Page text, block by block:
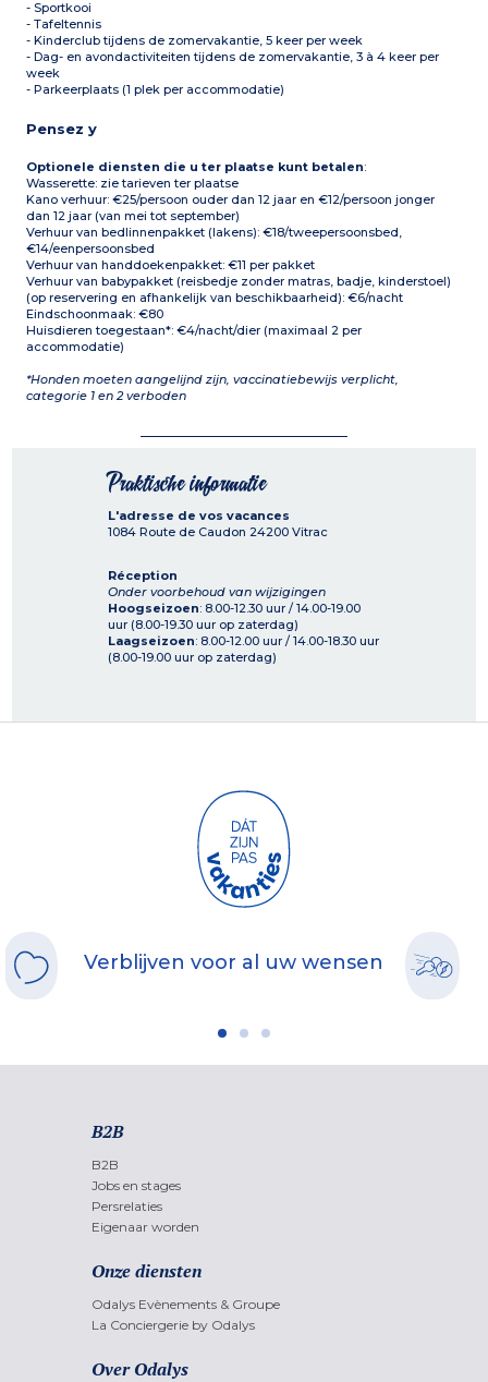
- Sportkooi
- Tafeltennis
- Kinderclub tijdens de zomervakantie, 5 keer per week
- Dag- en avondactiviteiten tijdens de zomervakantie, 3 à 4 keer per
week
- Parkeerplaats (1 plek per accommodatie)
Pensez y
Optionele diensten die u ter plaatse kunt betalen:
Wasserette: zie tarieven ter plaatse
Kano verhuur: €25/persoon ouder dan 12 jaar en €12/persoon jonger
dan 12 jaar (van mei tot september)
Verhuur van bedlinnenpakket (lakens): €18/tweepersoonsbed,
€14/eenpersoonsbed
Verhuur van handdoekenpakket: €11 per pakket
Verhuur van babypakket (reisbedje zonder matras, badje, kinderstoel)
(op reservering en afhankelijk van beschikbaarheid): €6/nacht
Eindschoonmaak: €80
Huisdieren toegestaan*: €4/nacht/dier (maximaal 2 per
accommodatie)
*Honden moeten aangelijnd zijn, vaccinatiebewijs verplicht,
categorie 1 en 2 verboden
Praktische informatie
L'adresse de vos vacances
1084 Route de Caudon 24200 Vitrac
Réception
Onder voorbehoud van wijzigingen
Hoogseizoen: 8.00-12.30 uur / 14.00-19.00
uur (8.00-19.30 uur op zaterdag)
Laagseizoen: 8.00-12.00 uur / 14.00-18.30 uur
(8.00-19.00 uur op zaterdag)
Verblijven voor al uw wensen
B2B
B2B
Jobs en stages
Persrelaties
Eigenaar worden
Onze diensten
Odalys Evènements & Groupe
La Conciergerie by Odalys
Over Odalys